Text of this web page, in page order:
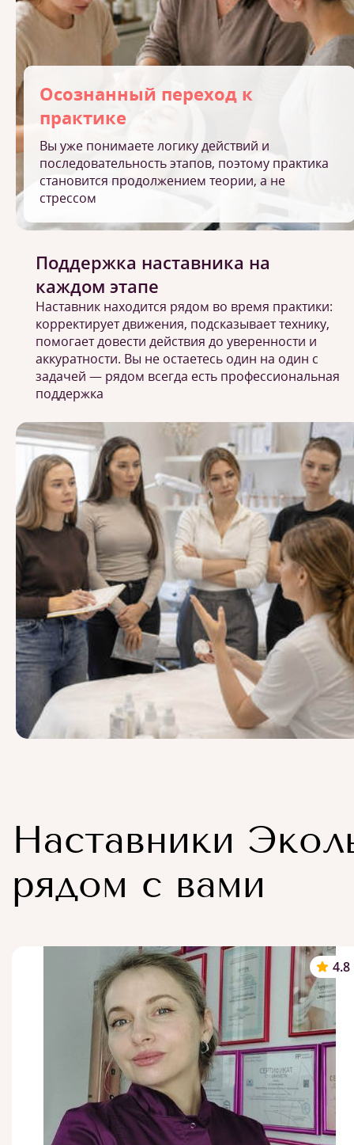
Осознанный переход к
практике
Вы уже понимаете логику действий и
последовательность этапов, поэтому практика
становится продолжением теории, а не
стрессом
Поддержка наставника на
каждом этапе
Наставник находится рядом во время практики:
корректирует движения, подсказывает технику,
помогает довести действия до уверенности и
аккуратности. Вы не остаетесь один на один с
задачей — рядом всегда есть профессиональная
поддержка
Наставники
рядом с вами
4.8